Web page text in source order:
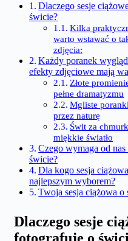
Dlaczego sesje
świcie?
Kilka
warto wstawać o
zdjęcia:
Każdy poranek
efekty zdjęciowe mają
Złote
pełne dramatyzmu
Mgliste
przez naturę
Świt za
miękkie światło
Czego wymaga od
świcie?
Dla kogo sesja
najlepszym wyborem?
Twoja sesja ciążowa o
Dlaczego sesje